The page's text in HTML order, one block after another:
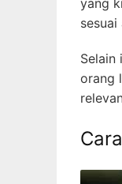
yang
Selain
orang